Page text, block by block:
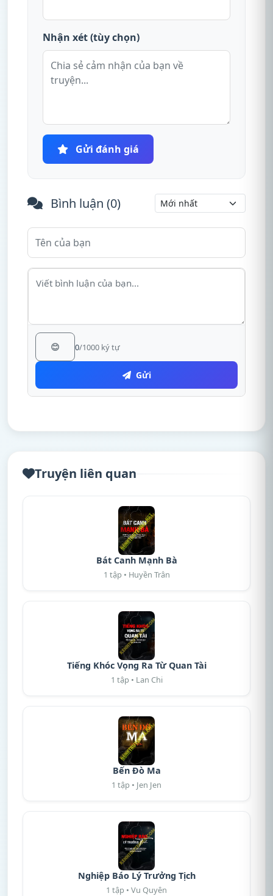
Nhận xét (tùy chọn)
Gửi đánh giá
Bình luận (0)
😊 0/1000 ký tự
Gửi
Truyện liên quan
Bát Canh Mạnh Bà
1 tập • Huyền Trân
Tiếng Khóc Vọng Ra Từ Quan Tài
1 tập • Lan Chi
Bến Đò Ma
1 tập • Jen Jen
Nghiệp Báo Lý Trưởng Tịch
1 tập • Vu Quyên